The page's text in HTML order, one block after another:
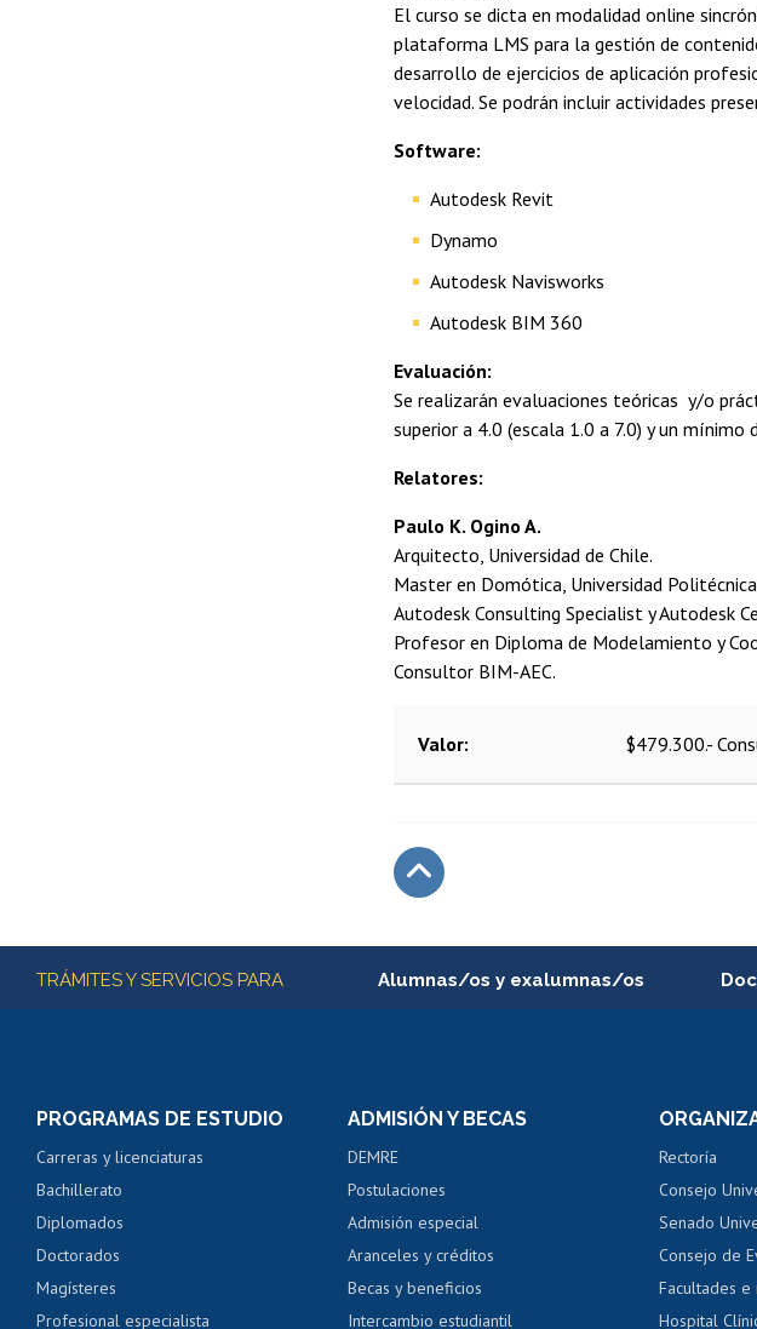
El curso se dicta en modalidad online
plataforma LMS para la gestión de
desarrollo de ejercicios de aplicación
velocidad. Se podrán incluir actividades
Software:
Autodesk Revit
Dynamo
Autodesk Navisworks
Autodesk BIM 360
Evaluación:
Se realizarán evaluaciones teóricas y/o
superior a 4.0 (escala 1.0 a 7.0) y un mínimo
Relatores:
Paulo K. Ogino A.
Arquitecto, Universidad de Chile.
Master en Domótica, Universidad
Autodesk Consulting Specialist y Autodesk
Profesor en Diploma de Modelamiento y
Consultor BIM-AEC.
Valor $479.300.-
Más información
TRÁMITES Y SERVICIOS PARA Alumnas/os y exalumnas/os
Servicio médico y dental
Pago de arancel y crédito alumnos
Pago de arancel y crédito exalumnos
Certificado de títulos y grados
PROGRAMAS DE ESTUDIO
Carreras y licenciaturas
Bachillerato
Diplomados
Doctorados
Magísteres
Profesional especialista
ADMISIÓN Y BECAS
DEMRE
Postulaciones
Admisión especial
Aranceles y créditos
Becas y beneficios
Intercambio estudiantil
Rectoría
Consejo
Senado
Consejo de
Facultades e
Hospital